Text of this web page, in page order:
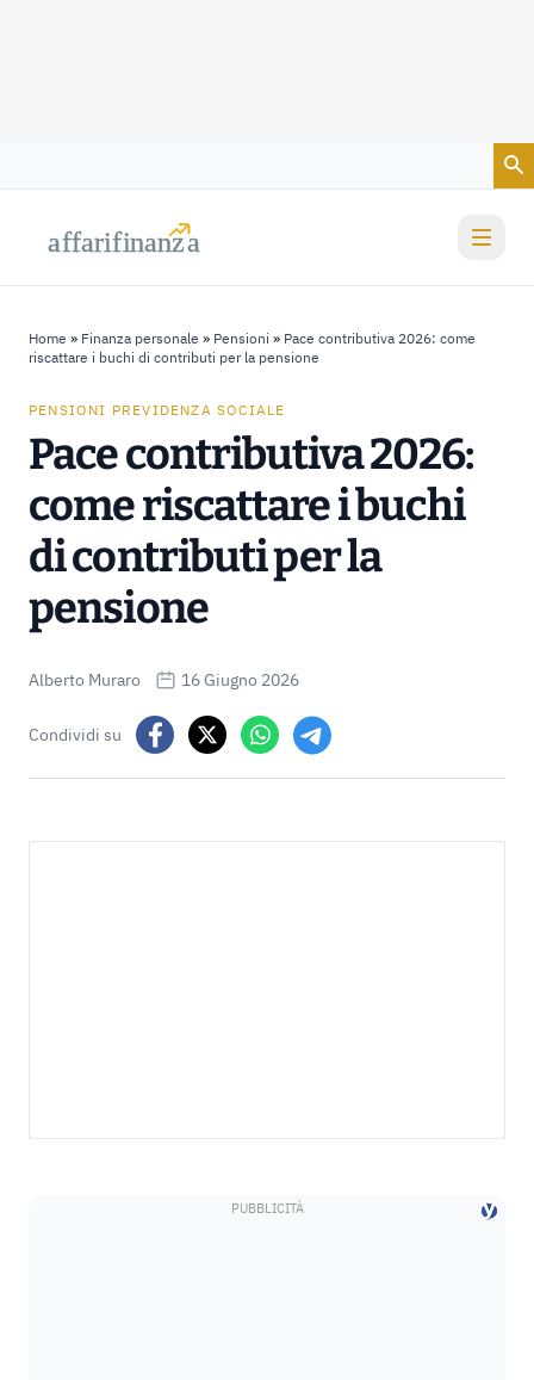
affarifinanza
affarifinanza
Home » Finanza personale » Pensioni » Pace contributiva 2026: come
riscattare i buchi di contributi per la pensione
PENSIONI PREVIDENZA SOCIALE
Pace contributiva 2026:
come riscattare i buchi
di contributi per la
pensione
Alberto Muraro 16 Giugno 2026
Condividi su